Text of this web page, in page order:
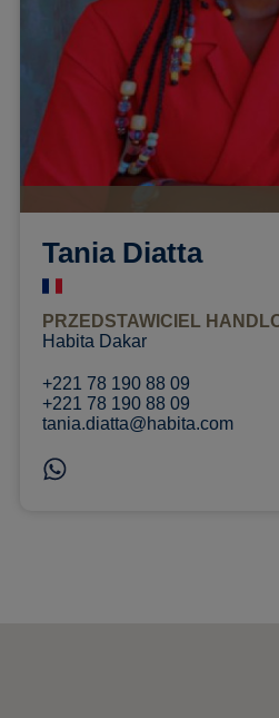
Tania Diatta
PRZEDSTAWICIEL
Habita Dakar
+221 78 190 88 09
+221 78 190 88 09
tania.diatta@habita.com